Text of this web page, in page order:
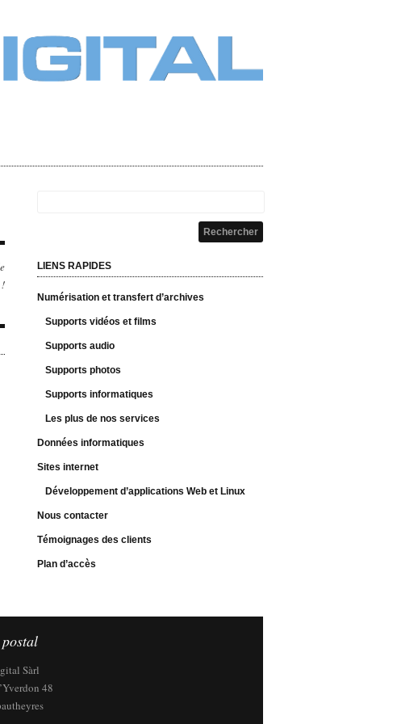
!
LIENS RAPIDES
Numérisation et transfert d’archives
Supports vidéos et films
Supports audio
Supports photos
Supports informatiques
Les plus de nos services
Données informatiques
Sites internet
Développement d’applications Web et Linux
Nous contacter
Témoignages des clients
Plan d’accès
Sàrl
48